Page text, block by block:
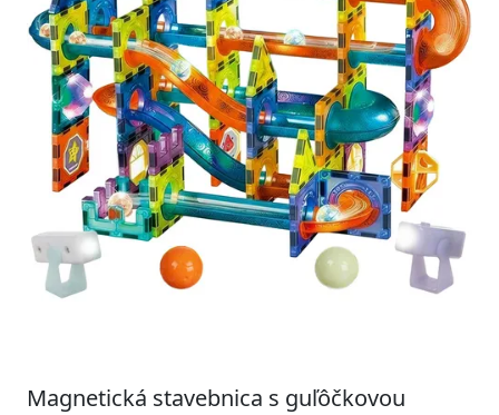
Magnetická stavebnica s guľôčkovou